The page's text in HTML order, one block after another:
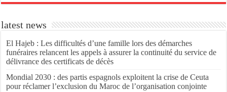
latest news
El Hajeb : Les difficultés d’une famille lors des démarches
funéraires relancent les appels à assurer la continuité du service de
délivrance des certificats de décès
Mondial 2030 : des partis espagnols exploitent la crise de Ceuta
pour réclamer l’exclusion du Maroc de l’organisation conjointe